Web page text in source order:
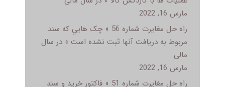
مارس 16, 2022
راه حل مغایرت شماره 56 « چک هايي که سند
مربوط به دريافت آنها ثبت نشده است » در سال
مالی
مارس 16, 2022
راه حل مغایرت شماره 51 « فاکتور خريد و سند